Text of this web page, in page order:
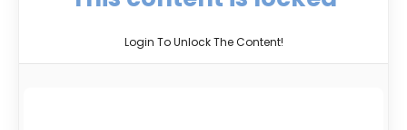
Login To Unlock The Content!